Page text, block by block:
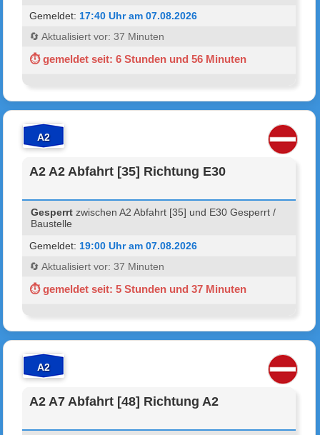
Gemeldet: 17:40 Uhr am 07.08.2026
🔄 Aktualisiert vor: 37 Minuten
⏱ gemeldet seit: 6 Stunden und 56 Minuten
A2
A2 A2 Abfahrt [35] Richtung E30
Gesperrt zwischen A2 Abfahrt [35] und E30 Gesperrt /
Baustelle
Gemeldet: 19:00 Uhr am 07.08.2026
🔄 Aktualisiert vor: 37 Minuten
⏱ gemeldet seit: 5 Stunden und 37 Minuten
A2
A2 A7 Abfahrt [48] Richtung A2